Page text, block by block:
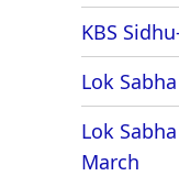
KBS
Lok
Lok
March